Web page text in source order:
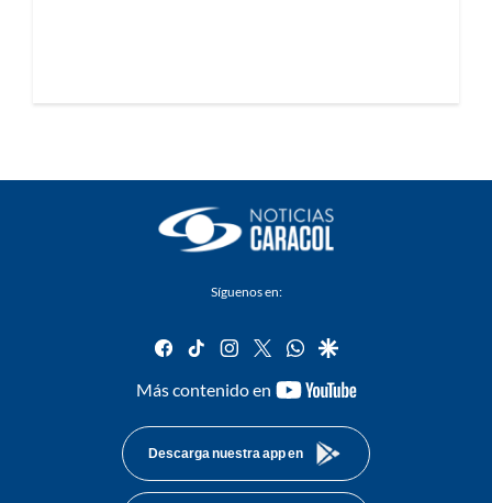
Síguenos en:
facebook
tiktok instagram
twitterwhatsapp
google
Más contenido en
youtube-
Descarga nuestra app en